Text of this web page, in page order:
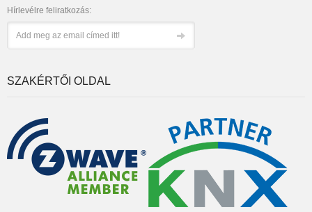
Hírlevélre feliratkozás:
SZAKÉRTŐI OLDAL